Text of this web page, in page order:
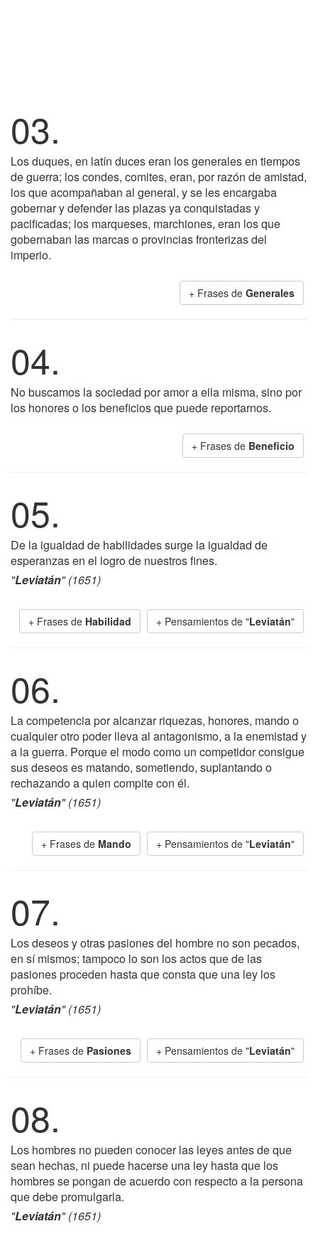
03.
Los duques, en latín duces eran los generales en tiempos
de guerra; los condes, comites, eran, por razón de amistad,
los que acompañaban al general, y se les encargaba
gobernar y defender las plazas ya conquistadas y
pacificadas; los marqueses, marchiones, eran los que
gobernaban las marcas o provincias fronterizas del
imperio.
+ Frases de Generales
04.
No buscamos la sociedad por amor a ella misma, sino por
los honores o los beneficios que puede reportarnos.
+ Frases de Beneficio
05.
De la igualdad de habilidades surge la igualdad de
esperanzas en el logro de nuestros fines.
"Leviatán" (1651)
+ Frases de Habilidad + Pensamientos de "Leviatán"
06.
La competencia por alcanzar riquezas, honores, mando o
cualquier otro poder lleva al antagonismo, a la enemistad y
a la guerra. Porque el modo como un competidor consigue
sus deseos es matando, sometiendo, suplantando o
rechazando a quien compite con él.
"Leviatán" (1651)
+ Frases de Mando + Pensamientos de "Leviatán"
07.
Los deseos y otras pasiones del hombre no son pecados,
en sí mismos; tampoco lo son los actos que de las
pasiones proceden hasta que consta que una ley los
prohíbe.
"Leviatán" (1651)
+ Frases de Pasiones + Pensamientos de "Leviatán"
08.
Los hombres no pueden conocer las leyes antes de que
sean hechas, ni puede hacerse una ley hasta que los
hombres se pongan de acuerdo con respecto a la persona
que debe promulgarla.
"Leviatán" (1651)